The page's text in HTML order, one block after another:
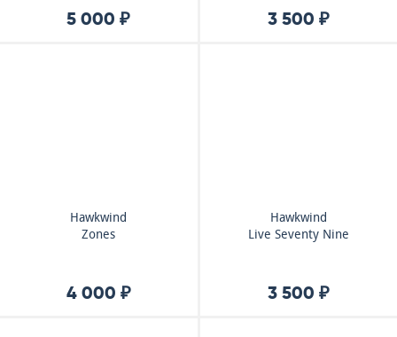
5 000 ₽ 3 500 ₽
Hawkwind
Zones
4 000 ₽
Hawkwind
Live Seventy Nine
3 500 ₽